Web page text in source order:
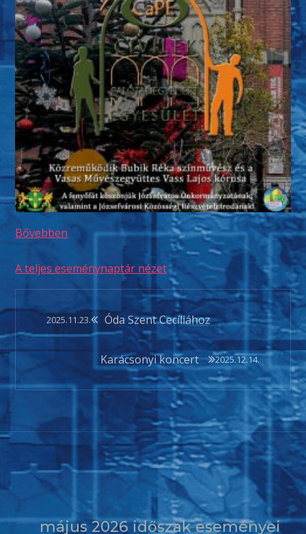
Bővebben
A teljes eseménynaptár nézet
Bejegyzés
navigáció
Óda Szent Cecíliához
2025.11.23.
Karácsonyi koncert 2025.12.14.
május 2026 időszak eseményei